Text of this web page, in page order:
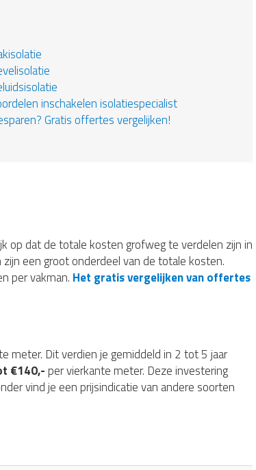
inschakelen isolatiespecialist
Gratis offertes vergelijken!
op dat de totale kosten grofweg te verdelen zijn in
een groot onderdeel van de totale kosten.
per vakman. Het gratis vergelijken van offertes
meter. Dit verdien je gemiddeld in 2 tot 5 jaar
€140,- per vierkante meter. Deze investering
vind je een prijsindicatie van andere soorten